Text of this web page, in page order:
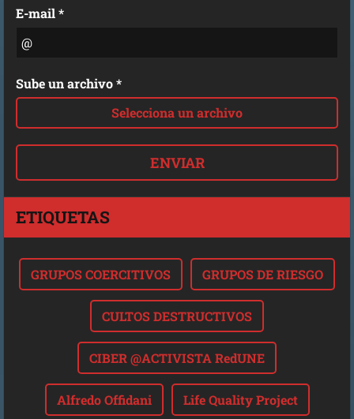
E-mail *
Sube un archivo *
Selecciona un archivo
ETIQUETAS
GRUPOS COERCITIVOS GRUPOS DE RIESGO
CULTOS DESTRUCTIVOS
CIBER @ACTIVISTA RedUNE
Alfredo Offidani Life Quality Project